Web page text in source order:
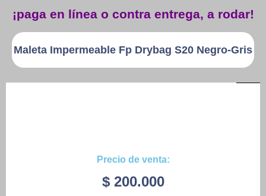
Patines
Patinetas
¡paga en línea o contra entrega, a rodar!
Maleta Impermeable Fp Drybag S20 Negro-Gris
Precio de venta:
$200.000